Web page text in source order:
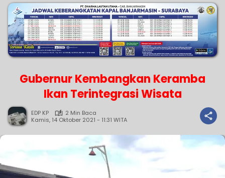
Gubernur Kembangkan Keramba
Ikan Terintegrasi Wisata
EDP KP
2 Min Baca
Kamis, 14 Oktober 2021 - 11:31 WITA